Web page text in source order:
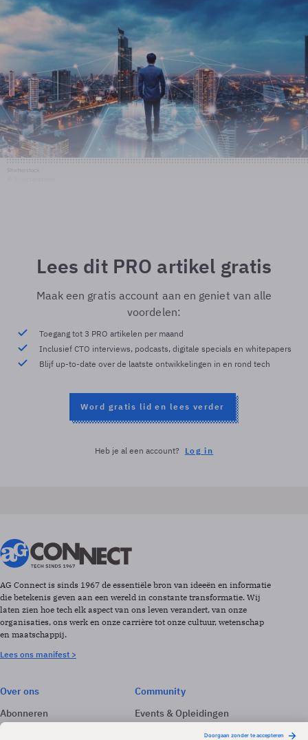
Lees dit PRO artikel gratis
Maak een gratis account aan en geniet van alle
voordelen:
Toegang tot 3 PRO artikelen per maand
Inclusief CTO interviews, podcasts, digitale specials en whitepapers
Blijf up-to-date over de laatste ontwikkelingen in en rond tech
Word gratis lid en lees verder
Heb je al een account? Log in
AG Connect is sinds 1967 de essentiële bron van ideeën en informatie
die betekenis geven aan een wereld in constante transformatie. Wij
laten zien hoe tech elk aspect van ons leven verandert, van onze
organisaties, ons werk en onze carrière tot onze cultuur, wetenschap
en maatschappij.
Lees ons manifest >
Over ons
Abonneren
Adverteren
Community
Events & Opleidingen